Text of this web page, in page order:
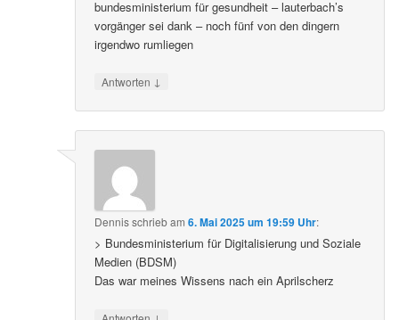
bundesministerium für gesundheit – lauterbach’s
vorgänger sei dank – noch fünf von den dingern
irgendwo rumliegen
Antworten ↓
Dennisschriebam6. Mai 2025 um 19:59 Uhr:
> Bundesministerium für Digitalisierung und Soziale
Medien (BDSM)
Das war meines Wissens nach ein Aprilscherz
↓